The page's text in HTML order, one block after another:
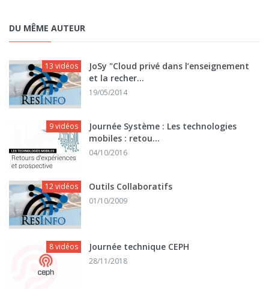
DU MÊME AUTEUR
13 vidéos
JoSy "Cloud privé dans l’enseignement
et la recher...
19/05/2014
9 vidéos
Journée Système : Les technologies
mobiles : retou...
04/10/2016
12 vidéos Outils Collaboratifs
01/10/2009
8 vidéos Journée technique CEPH
28/11/2018